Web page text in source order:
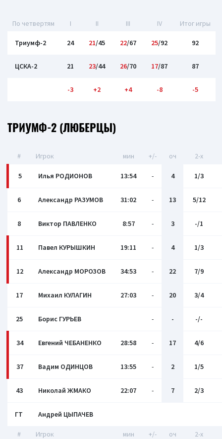
По четвертям I II III IV Итог игры
Триумф-2 24 21/45 22/67 25/92 92
ЦСКА-2 21 23/44 26/70 17/87 87
-3 +2 +4 -8 -5
ТРИУМФ-2 (ЛЮБЕРЦЫ)
# Игрок мин +/- оч 2-x
5 Илья РОДИОНОВ 13:54 - 4 1/3
6 Александр РАЗУМОВ 31:02 - 13 5/12
8 Виктор ПАВЛЕНКО 8:57 - 3 -/1
11 Павел КУРЫШКИН 19:11 - 4 1/3
12 Александр МОРОЗОВ 34:53 - 22 7/9
17 Михаил КУЛАГИН 27:03 - 20 3/4
25 Борис ГУРЬЕВ - - -/-
34 Евгений ЧЕБАНЕНКО 28:58 - 17 4/6
37 Вадим ОДИНЦОВ 13:55 - 2 1/5
43 Николай ЖМАКО 22:07 - 7 2/3
ГТ Андрей ЦЫПАЧЕВ
# Игрок мин +/- оч 2-x